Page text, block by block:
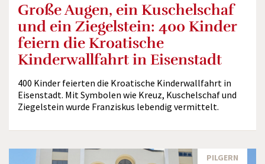
Große Augen, ein Kuschelschaf
und ein Ziegelstein: 400 Kinder
feiern die Kroatische
Kinderwallfahrt in Eisenstadt
400 Kinder feierten die Kroatische Kinderwallfahrt in
Eisenstadt. Mit Symbolen wie Kreuz, Kuschelschaf und
Ziegelstein wurde Franziskus lebendig vermittelt.
PILGERN